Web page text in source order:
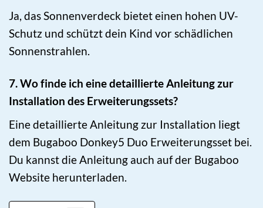
Ja, das Sonnenverdeck bietet einen hohen UV-
Schutz und schützt dein Kind vor schädlichen
Sonnenstrahlen.
7. Wo finde ich eine detaillierte Anleitung zur
Installation des Erweiterungssets?
Eine detaillierte Anleitung zur Installation liegt
dem Bugaboo Donkey5 Duo Erweiterungsset bei.
Du kannst die Anleitung auch auf der Bugaboo
Website herunterladen.